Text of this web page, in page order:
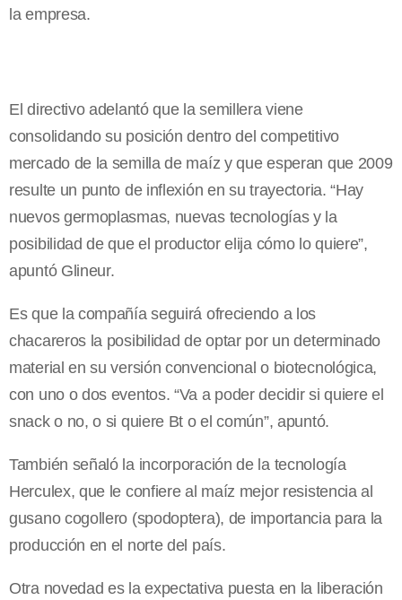
la empresa.
El directivo adelantó que la semillera viene
consolidando su posición dentro del competitivo
mercado de la semilla de maíz y que esperan que 2009
resulte un punto de inflexión en su trayectoria. “Hay
nuevos germoplasmas, nuevas tecnologías y la
posibilidad de que el productor elija cómo lo quiere”,
apuntó Glineur.
Es que la compañía seguirá ofreciendo a los
chacareros la posibilidad de optar por un determinado
material en su versión convencional o biotecnológica,
con uno o dos eventos. “Va a poder decidir si quiere el
snack o no, o si quiere Bt o el común”, apuntó.
También señaló la incorporación de la tecnología
Herculex, que le confiere al maíz mejor resistencia al
gusano cogollero (spodoptera), de importancia para la
producción en el norte del país.
Otra novedad es la expectativa puesta en la liberación